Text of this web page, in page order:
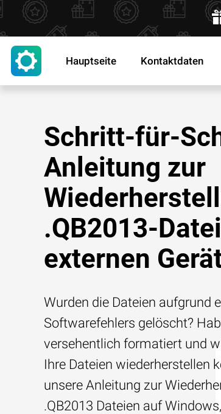
Hauptseite Kontaktdaten
Schritt-für-
Anleitung zur
.QB2013-
externen
Wurden die Dateien aufgrund
Softwarefehlers gelöscht?
versehentlich formatiert und
Ihre Dateien wiederherstellen
unsere Anleitung zur
.QB2013 Dateien auf